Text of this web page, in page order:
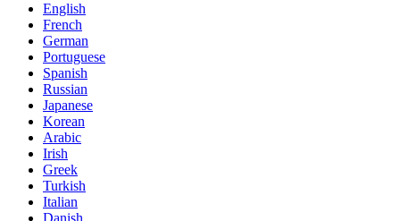
English
French
German
Portuguese
Spanish
Russian
Japanese
Korean
Arabic
Irish
Greek
Turkish
Italian